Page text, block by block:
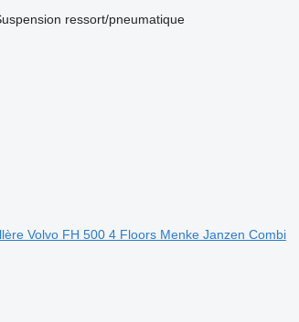
ressort/pneumatique
Volvo FH 500 4 Floors Menke Janzen Combi